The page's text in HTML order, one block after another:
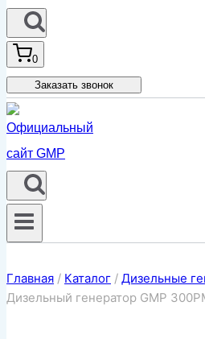
0
Заказать звонок
Главная / Каталог / Дизельные
Дизельный генератор GMP